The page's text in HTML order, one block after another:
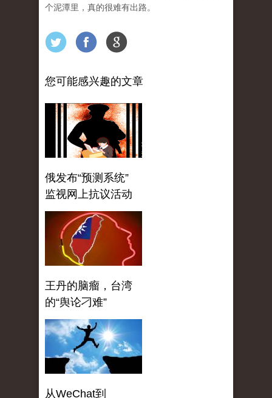
个泥潭里，真的很难有出路。
您可能感兴趣的文章
俄发布“预测系统”
监视网上抗议活动
王丹的脑瘤，台湾
的“舆论刁难”
从WeChat到